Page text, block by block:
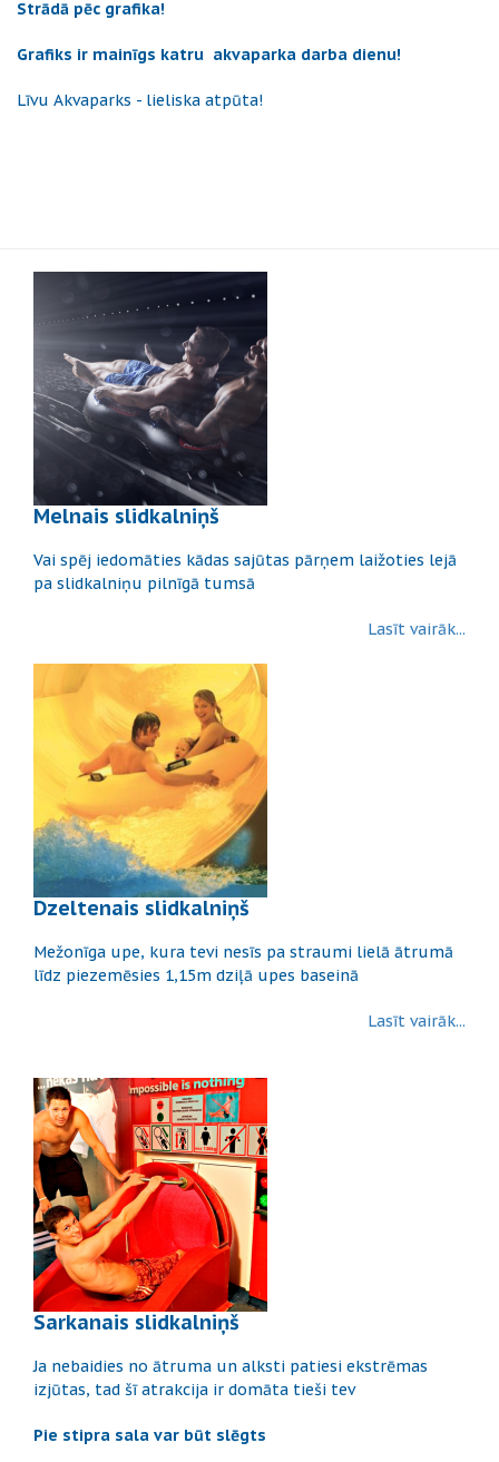
Strādā pēc grafika!
Grafiks ir mainīgs katru akvaparka darba dienu!
Līvu Akvaparks - lieliska atpūta!
Melnais slidkalniņš
Vai spēj iedomāties kādas sajūtas pārņem laižoties lejā
pa slidkalniņu pilnīgā tumsā
Lasīt vairāk...
Dzeltenais slidkalniņš
Mežonīga upe, kura tevi nesīs pa straumi lielā ātrumā
līdz piezemēsies 1,15m dziļā upes baseinā
Lasīt vairāk...
Sarkanais slidkalniņš
Ja nebaidies no ātruma un alksti patiesi ekstrēmas
izjūtas, tad šī atrakcija ir domāta tieši tev
Pie stipra sala var būt slēgts